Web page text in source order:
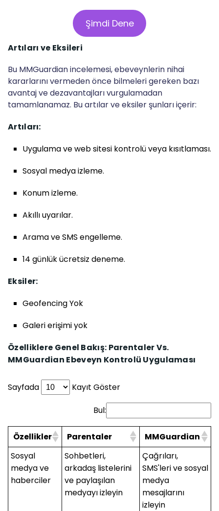
Şimdi Dene
Artıları ve Eksileri
Bu MMGuardian incelemesi, ebeveynlerin nihai
kararlarını vermeden önce bilmeleri gereken bazı
avantaj ve dezavantajları vurgulamadan
tamamlanamaz. Bu artılar ve eksiler şunları içerir:
Artıları:
Uygulama ve web sitesi kontrolü veya kısıtlaması.
Sosyal medya izleme.
Konum izleme.
Akıllı uyarılar.
Arama ve SMS engelleme.
14 günlük ücretsiz deneme.
Eksiler:
Geofencing Yok
Galeri erişimi yok
Özelliklere Genel Bakış: Parentaler Vs.
MMGuardian Ebeveyn Kontrolü Uygulaması
Sayfada Kayıt Göster
Bul:
Özellikler Parentaler
MMGuardian
Sosyal
medya ve
haberciler
Sohbetleri,
arkadaş listelerini
ve paylaşılan
medyayı izleyin
Çağrıları,
SMS'leri ve sosyal
medya
mesajlarını
izleyin